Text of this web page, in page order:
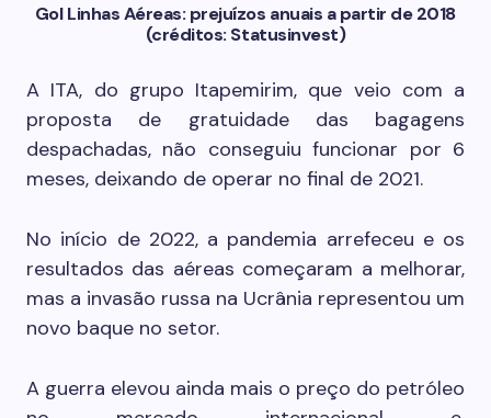
Gol Linhas Aéreas: prejuízos anuais a partir de 2018
(créditos: Statusinvest)
A ITA, do grupo Itapemirim, que veio com a
proposta de gratuidade das bagagens
despachadas, não conseguiu funcionar por 6
meses, deixando de operar no final de 2021.
No início de 2022, a pandemia arrefeceu e os
resultados das aéreas começaram a melhorar,
mas a invasão russa na Ucrânia representou um
novo baque no setor.
A guerra elevou ainda mais o preço do petróleo